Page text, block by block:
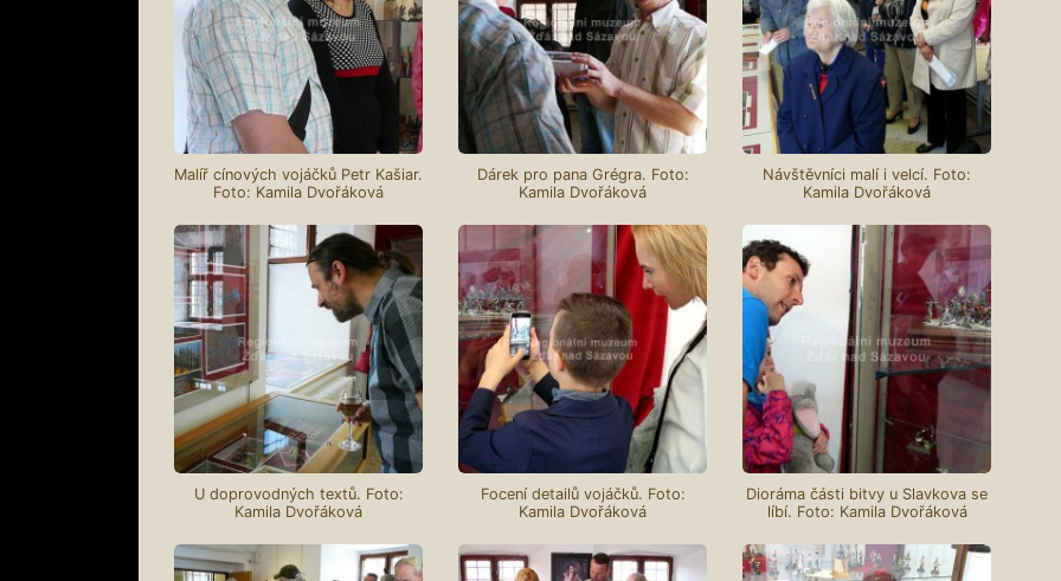
Malíř cínových vojáčků Petr Kašiar.
Foto: Kamila Dvořáková
Dárek pro pana Grégra. Foto:
Kamila Dvořáková
Návštěvníci malí i velcí. Foto:
Kamila Dvořáková
U doprovodných textů. Foto:
Kamila Dvořáková
Focení detailů vojáčků. Foto:
Kamila Dvořáková
Dioráma části bitvy u Slavkova se
líbí. Foto: Kamila Dvořáková